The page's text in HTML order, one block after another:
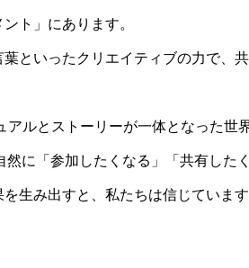
ト」にあります。
といったクリエイティブの力で、
アルとストーリーが一体となった世
に「参加したくなる」「共有した
生み出すと、私たちは信じていま